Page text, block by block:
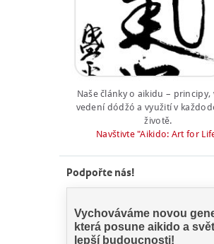
Naše články o aikidu – principy,
vedení dódžó a využití v
životě.
Navštivte "Aikido: Art for
Podpořte nás!